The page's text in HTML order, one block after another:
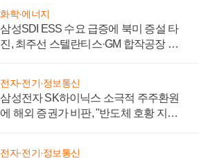
화학·에너지
삼성SDI ESS 수요 급증에 북미 증설 타
진, 최주선 스텔란티스·GM 합작공장 건
전자·전기·정보통신
삼성전자 SK하이닉스 소극적 주주환원
에 해외 증권가 비판, "반도체 호황 지속
전자·전기·정보통신